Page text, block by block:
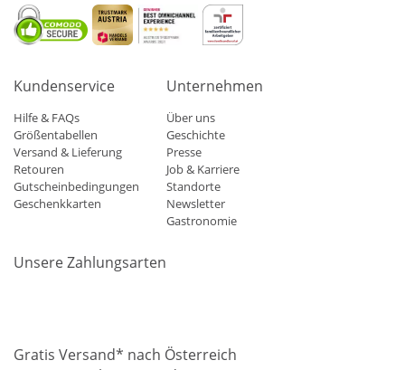
Kundenservice
Hilfe & FAQs
Größentabellen
Versand & Lieferung
Retouren
Gutscheinbedingungen
Geschenkkarten
Unternehmen
Über uns
Geschichte
Presse
Job & Karriere
Standorte
Newsletter
Gastronomie
Unsere Zahlungsarten
Gratis Versand* nach Österreich